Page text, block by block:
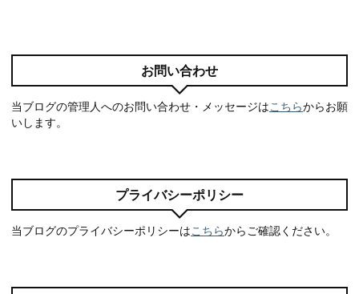
お問い合わせ
当ブログの管理人へのお問い合わせ・メッセージはこちらからお願
いします。
プライバシーポリシー
当ブログのプライバシーポリシーはこちらからご確認ください。